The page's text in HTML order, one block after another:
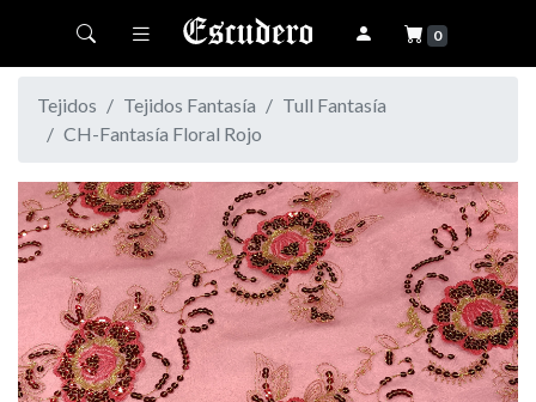
Toggle navigation 0
Tejidos Tejidos Fantasía
Tull Fantasía
CH-Fantasía Floral Rojo